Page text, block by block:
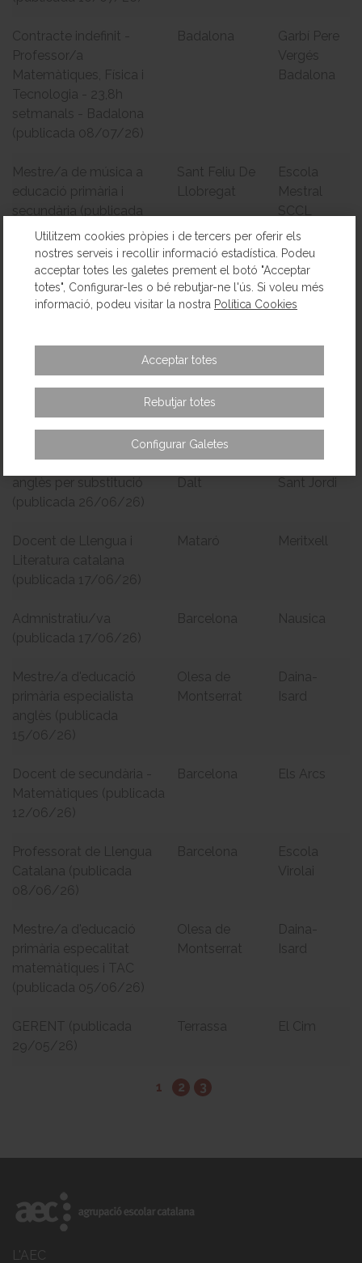
Contracte indefinit -
Professor/a
Matemàtiques, Física i
Tecnologia - 23,8h
setmanals - Badalona
(publicada 08/07/26)
Badalona
Garbí Pere
Vergés
Badalona
Mestre/a de música a
educació primària i
secundària (publicada
01/07/26)
Sant Feliu De
Llobregat
Escola
Mestral
SCCL
Professor/a de
Matemàtiques ESO i
Batxillerat (publicada
Barcelona
Escola
Augusta
Professor/a de Ciències
Naturals i Tecnologia a
Barcelona
Augusta
Tutoria 2n primària amb
anglès per substitució
(publicada 26/06/26)
Vilassar de
Dalt
Escola
Sant Jordi
Docent de Llengua i
Literatura catalana
(publicada 17/06/26)
Mataró Meritxell
Admnistratiu/va
(publicada 17/06/26)
Barcelona Nausica
Mestre/a d'educació
primària especialista
anglès (publicada
15/06/26)
Olesa de
Montserrat
Daina-
Isard
Docent de secundària -
Matemàtiques (publicada
12/06/26)
Barcelona Els Arcs
Professorat de Llengua
Catalana (publicada
08/06/26)
Barcelona
Escola
Virolai
Mestre/a d'educació
primària especalitat
matemàtiques i TAC
(publicada 05/06/26)
Olesa de
Montserrat
Daina-
Isard
GERENT (publicada
29/05/26)
Terrassa El Cim
1 2 3
L'AEC
Utilitzem cookies pròpies i de tercers per oferir els
nostres serveis i recollir informació estadística. Podeu
acceptar totes les galetes prement el botó "Acceptar
totes", Configurar-les o bé rebutjar-ne l'ús. Si voleu més
informació, podeu visitar la nostra Política Cookies
Acceptar totes
Rebutjar totes
Configurar Galetes